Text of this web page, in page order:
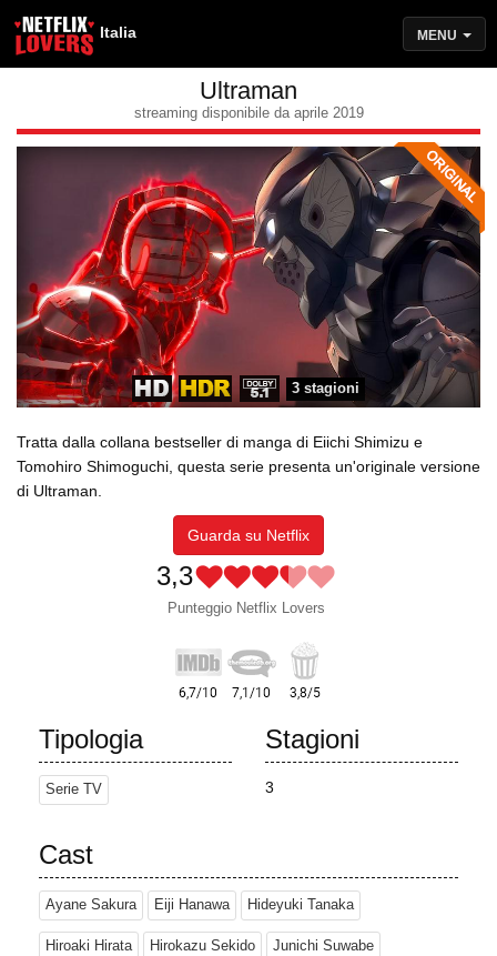
Italia MENU
Ultraman
streaming disponibile da aprile 2019
3 stagioni
Tratta dalla collana bestseller di manga di Eiichi Shimizu e
Tomohiro Shimoguchi, questa serie presenta un'originale versione
di Ultraman.
Guarda su Netflix
3,3
Punteggio Netflix Lovers
Tipologia
Serie TV
Stagioni
3
Cast
Ayane Sakura Eiji Hanawa Hideyuki Tanaka
Hiroaki Hirata Hirokazu Sekido Junichi Suwabe